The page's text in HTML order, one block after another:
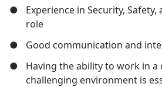
●
Experience in Security,
role
●
Good communication and
●
Having the ability to work in a
challenging environment is